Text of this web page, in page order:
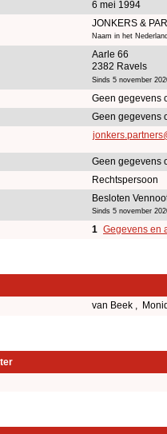
6 mei 1994
JONKERS &
Naam in het
Aarle 66
2382 Ravels
Sinds 5 november
Geen gegevens
Geen gegevens
Geen gegevens
Rechtspersoon
Besloten
Sinds 5 november
1 Gegevens en
van Beek ,